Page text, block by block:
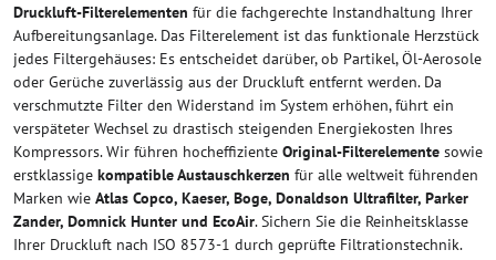
Druckluft-Filterelementen für die fachgerechte Instandhaltung Ihrer
Aufbereitungsanlage. Das Filterelement ist das funktionale Herzstück
jedes Filtergehäuses: Es entscheidet darüber, ob Partikel, Öl-Aerosole
oder Gerüche zuverlässig aus der Druckluft entfernt werden. Da
verschmutzte Filter den Widerstand im System erhöhen, führt ein
verspäteter Wechsel zu drastisch steigenden Energiekosten Ihres
Kompressors. Wir führen hocheffiziente Original-Filterelemente sowie
erstklassige kompatible Austauschkerzen für alle weltweit führenden
Marken wie Atlas Copco, Kaeser, Boge, Donaldson Ultrafilter, Parker
Zander, Domnick Hunter und EcoAir. Sichern Sie die Reinheitsklasse
Ihrer Druckluft nach ISO 8573-1 durch geprüfte Filtrationstechnik.